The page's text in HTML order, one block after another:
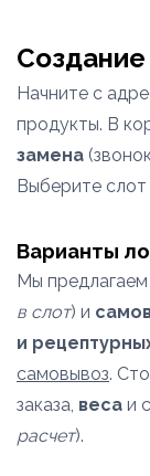
Создание
Начните с
продукты. В
замена
Выберите
Варианты
Мы предлагаем
в слот) и
и
самовывоз.
заказа, веса и
расчет).